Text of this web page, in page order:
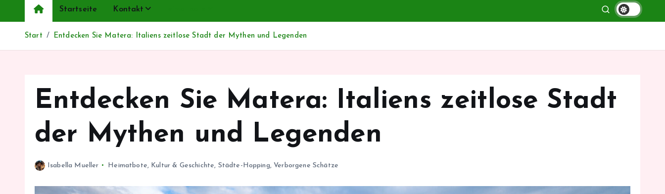
Startseite Kontakt
Start Entdecken Sie Matera: Italiens zeitlose Stadt der Mythen und Legenden
Entdecken Sie Matera: Italiens zeitlose Stadt
der Mythen und Legenden
Isabella Mueller Heimatbote, Kultur & Geschichte, Städte-Hopping,Verborgene Schätze